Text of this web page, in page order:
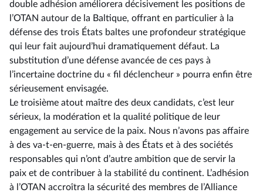
double adhésion améliorera décisivement les positions de
l’OTAN autour de la Baltique, offrant en particulier à la
défense des trois États baltes une profondeur stratégique
qui leur fait aujourd’hui dramatiquement défaut. La
substitution d’une défense avancée de ces pays à
l’incertaine doctrine du « fil déclencheur » pourra enfin être
sérieusement envisagée.
Le troisième atout maître des deux candidats, c’est leur
sérieux, la modération et la qualité politique de leur
engagement au service de la paix. Nous n’avons pas affaire
à des va-t-en-guerre, mais à des États et à des sociétés
responsables qui n’ont d’autre ambition que de servir la
paix et de contribuer à la stabilité du continent. L’adhésion
à l’OTAN accroîtra la sécurité des membres de l’Alliance